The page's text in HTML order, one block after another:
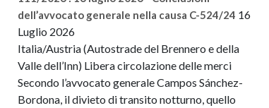
dell’avvocato generale nella causa C-524/24 16
Luglio 2026
Italia/Austria (Autostrade del Brennero e della
Valle dell’Inn) Libera circolazione delle merci
Secondo l’avvocato generale Campos Sánchez-
Bordona, il divieto di transito notturno, quello